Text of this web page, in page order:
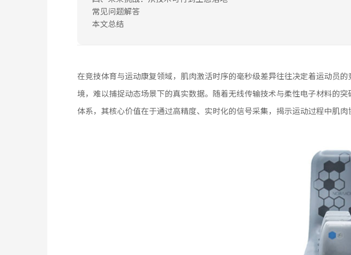
常见问题解答
本文总结
在竞技体育与运动康复领域，肌肉激活时序的毫秒级差异往往决定着运动员
境，难以捕捉动态场景下的真实数据。随着无线传输技术与柔性电子材料
体系，其核心价值在于通过高精度、实时化的信号采集，揭示运动过程中肌肉